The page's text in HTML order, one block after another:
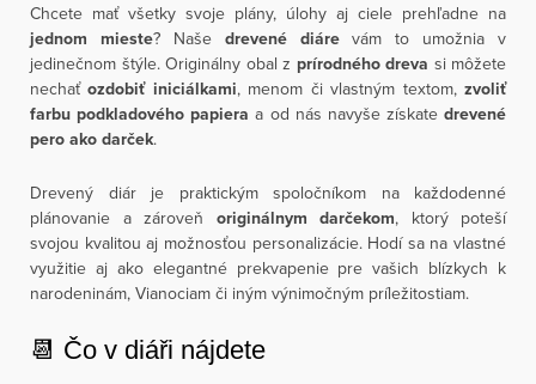
Chcete mať všetky svoje plány, úlohy aj ciele prehľadne na
jednom mieste? Naše drevené diárevám to umožnia v
jedinečnom štýle. Originálny obal z prírodného dreva si môžete
nechaťozdobiť iniciálkami, menom či vlastným textom,zvoliť
farbu podkladového papiera a od nás navyše získate drevené
pero ako darček.
Drevený diár je praktickým spoločníkom na každodenné
plánovanie a zároveň originálnym darčekom, ktorý poteší
svojou kvalitou aj možnosťou personalizácie. Hodí sa na vlastné
využitie aj ako elegantné prekvapenie pre vašich blízkych k
narodeninám, Vianociam či iným výnimočným príležitostiam.
📆 Čo v diáři nájdete